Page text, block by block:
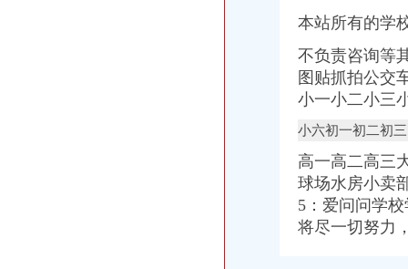
渝中区马家堡小学2017招生范围,马家堡小学6月24日报名-小学教育-
重庆市渝中区马家堡安利专卖店地址重庆市马家堡哪有卖安利产【今日
【重庆市—渝中区】马家堡发廊偶遇品美少女（申请毕业-曲罢论坛
渝中区马家堡小学好不好呀？求指教-早教幼儿园小学-重庆购物狂
本站所有的学
不负责咨询等
图贴抓拍公交
小一小二小三
小六初一初二初三
高一高二高三
球场水房小卖
5：爱问问学
将尽一切努力